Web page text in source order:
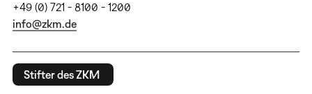
+49 (0) 721 - 8100 - 1200
info@zkm.de
Stifter des ZKM